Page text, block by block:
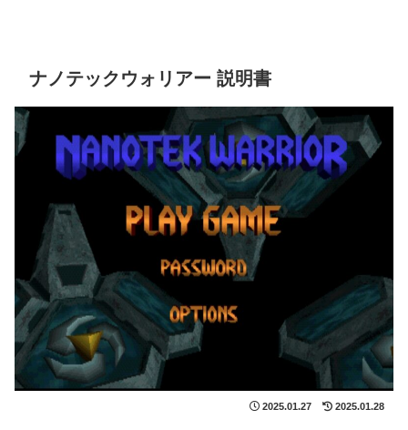
ナノテックウォリアー 説明書
2025.01.27 2025.01.28